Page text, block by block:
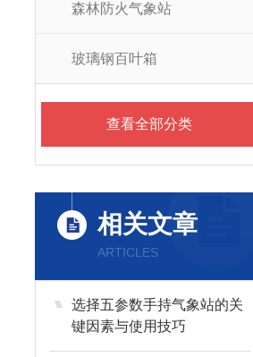
森林防火气象站
玻璃钢百叶箱
查看全部分类
相关文章
ARTICLES
选择五参数手持气象站的关
键因素与使用技巧